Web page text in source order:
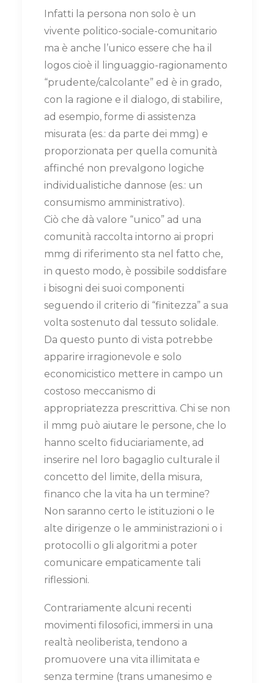
Infatti la persona non solo è un
vivente politico-sociale-comunitario
ma è anche l’unico essere che ha il
logos cioè il linguaggio-ragionamento
“prudente/calcolante” ed è in grado,
con la ragione e il dialogo, di stabilire,
ad esempio, forme di assistenza
misurata (es.: da parte dei mmg) e
proporzionata per quella comunità
affinché non prevalgono logiche
individualistiche dannose (es.: un
consumismo amministrativo).
Ciò che dà valore “unico” ad una
comunità raccolta intorno ai propri
mmg di riferimento sta nel fatto che,
in questo modo, è possibile soddisfare
i bisogni dei suoi componenti
seguendo il criterio di “finitezza” a sua
volta sostenuto dal tessuto solidale.
Da questo punto di vista potrebbe
apparire irragionevole e solo
economicistico mettere in campo un
costoso meccanismo di
appropriatezza prescrittiva. Chi se non
il mmg può aiutare le persone, che lo
hanno scelto fiduciariamente, ad
inserire nel loro bagaglio culturale il
concetto del limite, della misura,
financo che la vita ha un termine?
Non saranno certo le istituzioni o le
alte dirigenze o le amministrazioni o i
protocolli o gli algoritmi a poter
comunicare empaticamente tali
riflessioni.
Contrariamente alcuni recenti
movimenti filosofici, immersi in una
realtà neoliberista, tendono a
promuovere una vita illimitata e
senza termine (trans umanesimo e